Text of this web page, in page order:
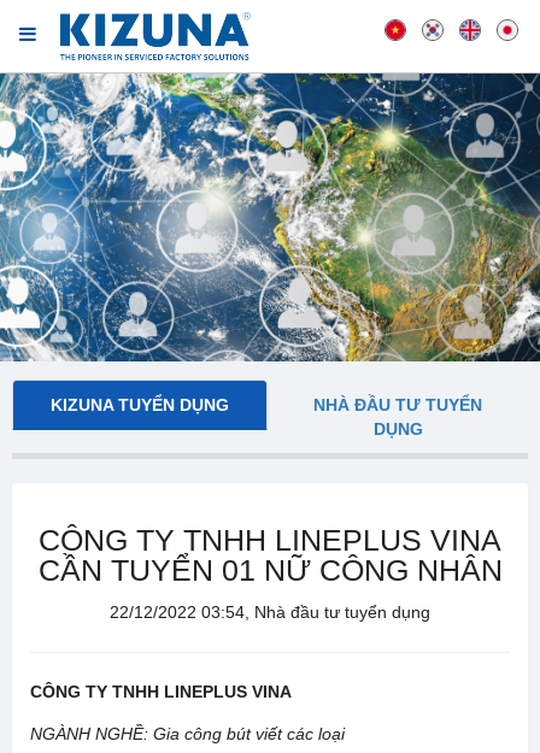
KIZUNA TUYỂN DỤNG
NHÀ ĐẦU TƯ TUYỂN
DỤNG
CÔNG TY TNHH LINEPLUS VINA
CẦN TUYỂN 01 NỮ CÔNG NHÂN
22/12/2022 03:54, Nhà đầu tư tuyển dụng
CÔNG TY TNHH LINEPLUS VINA
NGÀNH NGHỀ: Gia công bút viết các loại